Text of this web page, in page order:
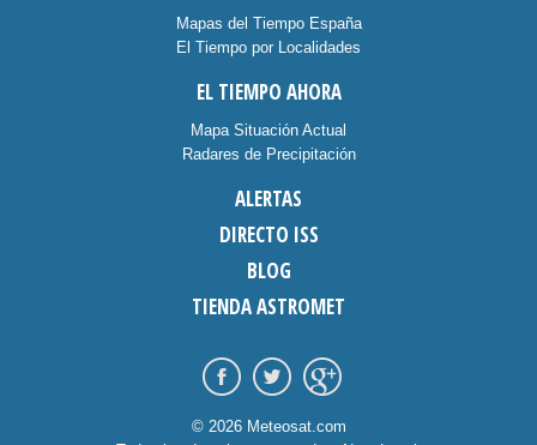
Mapas del Tiempo España
El Tiempo por Localidades
EL TIEMPO AHORA
Mapa Situación Actual
Radares de Precipitación
ALERTAS
DIRECTO ISS
BLOG
TIENDA ASTROMET
© 2026 Meteosat.com